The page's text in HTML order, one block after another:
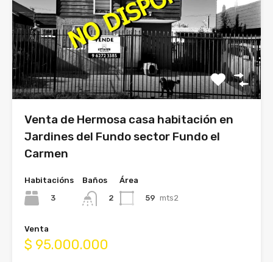
Venta de Hermosa casa habitación en
Jardines del Fundo sector Fundo el
Carmen
Habitacións
3
Baños
2
Área
59 mts2
Venta
$ 95.000.000